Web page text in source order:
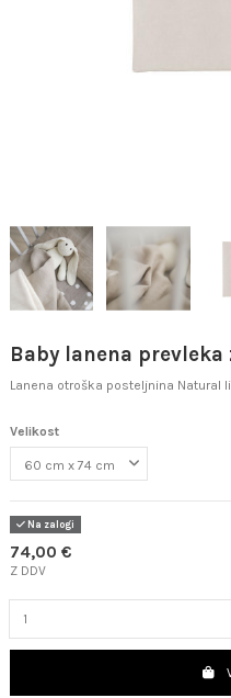
Baby lanena
Lanena otroška posteljnina Natural
Velikost
Na zalogi
74,00 €
Z DDV